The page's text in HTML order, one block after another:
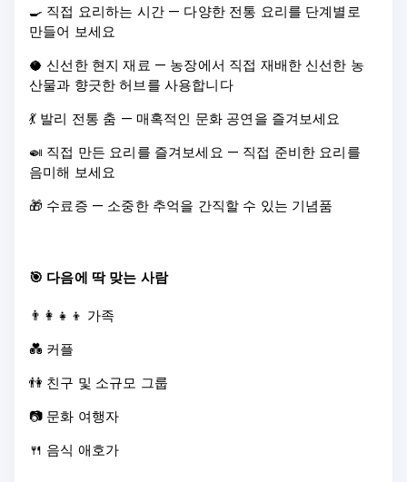
🍳 직접 요리하는 시간 — 다양한 전통 요리를 단계별로
만들어 보세요
🥥 신선한 현지 재료 — 농장에서 직접 재배한 신선한 농
산물과 향긋한 허브를 사용합니다
💃 발리 전통 춤 — 매혹적인 문화 공연을 즐겨보세요
🍛 직접 만든 요리를 즐겨보세요 — 직접 준비한 요리를
음미해 보세요
🎁 수료증 — 소중한 추억을 간직할 수 있는 기념품
🎯 다음에 딱 맞는 사람
👨‍👩‍👧‍👦 가족
💑 커플
👫 친구 및 소규모 그룹
📷 문화 여행자
🍴 음식 애호가